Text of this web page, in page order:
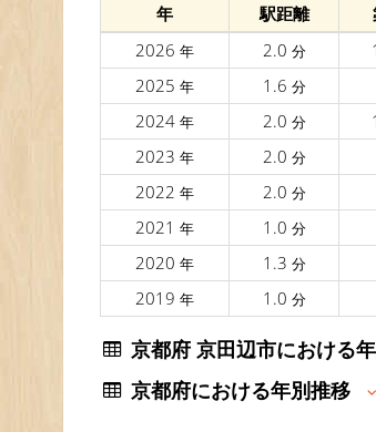
年 駅距離
2026 年 2.0 分
2025 年 1.6 分
2024 年 2.0 分
2023 年 2.0 分
2022 年 2.0 分
2021 年 1.0 分
2020 年 1.3 分
2019 年 1.0 分
京都府 京田辺市における
京都府における年別推移